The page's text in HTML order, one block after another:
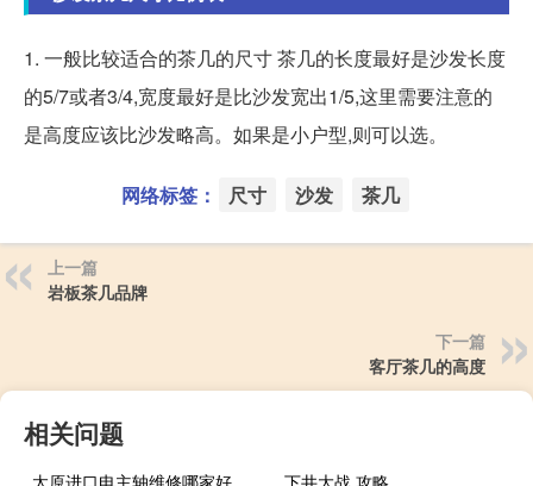
1. 一般比较适合的茶几的尺寸 茶几的长度最好是沙发长度
的5/7或者3/4,宽度最好是比沙发宽出1/5,这里需要注意的
是高度应该比沙发略高。如果是小户型,则可以选。
网络标签： 尺寸 沙发 茶几
上一篇
岩板茶几品牌
下一篇
客厅茶几的高度
相关问题